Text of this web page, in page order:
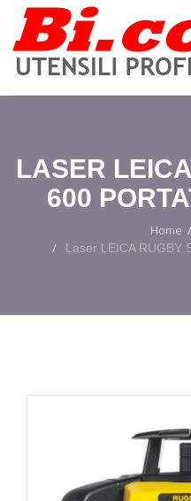
LASER
600
Home
Laser LEICA RUGBY